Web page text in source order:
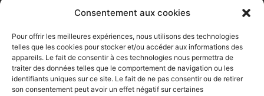
Consentement aux cookies
Pour offrir les meilleures expériences, nous utilisons des technologies
telles que les cookies pour stocker et/ou accéder aux informations des
appareils. Le fait de consentir à ces technologies nous permettra de
traiter des données telles que le comportement de navigation ou les
identifiants uniques sur ce site. Le fait de ne pas consentir ou de retirer
son consentement peut avoir un effet négatif sur certaines
©2026- Réseau Cocagne -Site web réalisé par Ethicweb
Mentions légales